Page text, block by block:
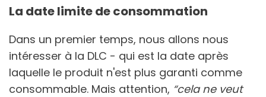
La date limite de consommation
Dans un premier temps, nous allons nous
intéresser à la DLC - qui est la date après
laquelle le produit n'est plus garanti comme
consommable. Mais attention, “cela ne veut